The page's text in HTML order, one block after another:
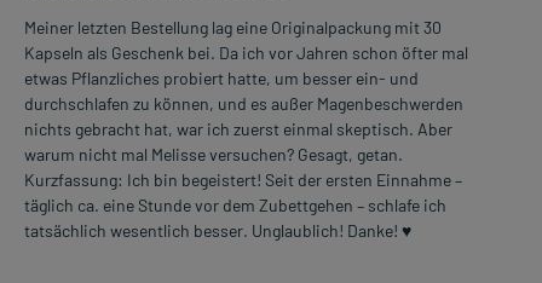
Meiner letzten Bestellung lag eine Originalpackung mit 30
Kapseln als Geschenk bei. Da ich vor Jahren schon öfter mal
etwas Pflanzliches probiert hatte, um besser ein- und
durchschlafen zu können, und es außer Magenbeschwerden
nichts gebracht hat, war ich zuerst einmal skeptisch. Aber
warum nicht mal Melisse versuchen? Gesagt, getan.
Kurzfassung: Ich bin begeistert! Seit der ersten Einnahme –
täglich ca. eine Stunde vor dem Zubettgehen – schlafe ich
tatsächlich wesentlich besser. Unglaublich! Danke! ♥